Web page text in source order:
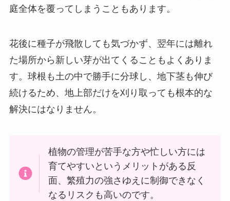
庭全体を覆ってしまうこともあります。
花後に種子が飛散しても気づかず、翌年には離れ
た場所から新しい芽が出てくることもよくありま
す。球根も土の中で勝手に分球し、地下茎も伸び
続けるため、地上部だけを刈り取っても根本的な
解決にはなりません。
植物の管理が苦手な方や忙しい方には
育てやすいというメリットがある反
面、繁殖力の強さゆえに制御できなく
なるリスクも高いのです。